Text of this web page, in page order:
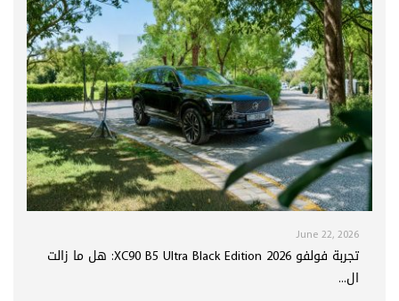
June 22, 2026
تجربة فولفو XC90 B5 Ultra Black Edition 2026: هل ما زالت
ال...